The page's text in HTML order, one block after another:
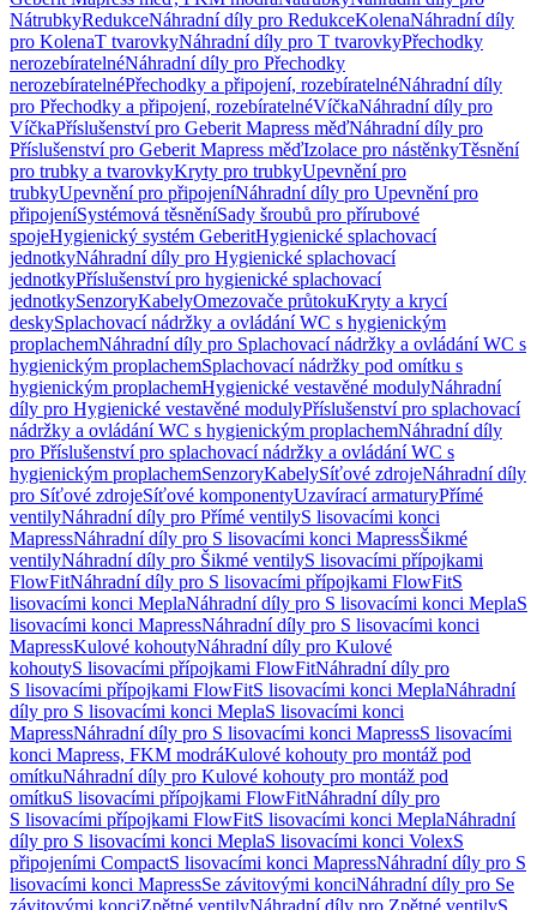
NátrubkyRedukceNáhradní díly pro RedukceKolenaNáhradní díly
pro KolenaT tvarovkyNáhradní díly pro T tvarovkyPřechodky
nerozebíratelnéNáhradní díly pro Přechodky
nerozebíratelnéPřechodky a připojení, rozebíratelnéNáhradní díly
pro Přechodky a připojení, rozebíratelnéVíčkaNáhradní díly pro
VíčkaPříslušenství pro Geberit Mapress měďNáhradní díly pro
Příslušenství pro Geberit Mapress měďIzolace pro nástěnkyTěsnění
pro trubky a tvarovkyKryty pro trubkyUpevnění pro
trubkyUpevnění pro připojeníNáhradní díly pro Upevnění pro
připojeníSystémová těsněníSady šroubů pro přírubové
spojeHygienický systém GeberitHygienické splachovací
jednotkyNáhradní díly pro Hygienické splachovací
jednotkyPříslušenství pro hygienické splachovací
jednotkySenzoryKabelyOmezovače průtokuKryty a krycí
deskySplachovací nádržky a ovládání WC s hygienickým
proplachemNáhradní díly pro Splachovací nádržky a ovládání WC s
hygienickým proplachemSplachovací nádržky pod omítku s
hygienickým proplachemHygienické vestavěné modulyNáhradní
díly pro Hygienické vestavěné modulyPříslušenství pro splachovací
nádržky a ovládání WC s hygienickým proplachemNáhradní díly
pro Příslušenství pro splachovací nádržky a ovládání WC s
hygienickým proplachemSenzoryKabelySíťové zdrojeNáhradní díly
pro Síťové zdrojeSíťové komponentyUzavírací armaturyPřímé
ventilyNáhradní díly pro Přímé ventilyS lisovacími konci
MapressNáhradní díly pro S lisovacími konci MapressŠikmé
ventilyNáhradní díly pro Šikmé ventilyS lisovacími přípojkami
FlowFitNáhradní díly pro S lisovacími přípojkami FlowFitS
lisovacími konci MeplaNáhradní díly pro S lisovacími konci MeplaS
lisovacími konci MapressNáhradní díly pro S lisovacími konci
MapressKulové kohoutyNáhradní díly pro Kulové
kohoutyS lisovacími přípojkami FlowFitNáhradní díly pro
S lisovacími přípojkami FlowFitS lisovacími konci MeplaNáhradní
díly pro S lisovacími konci MeplaS lisovacími konci
MapressNáhradní díly pro S lisovacími konci MapressS lisovacími
konci Mapress, FKM modráKulové kohouty pro montáž pod
omítkuNáhradní díly pro Kulové kohouty pro montáž pod
omítkuS lisovacími přípojkami FlowFitNáhradní díly pro
S lisovacími přípojkami FlowFitS lisovacími konci MeplaNáhradní
díly pro S lisovacími konci MeplaS lisovacími konci VolexS
připojeními CompactS lisovacími konci MapressNáhradní díly pro S
lisovacími konci MapressSe závitovými konciNáhradní díly pro Se
závitovými konciZpětné ventilyNáhradní díly pro Zpětné ventilyS